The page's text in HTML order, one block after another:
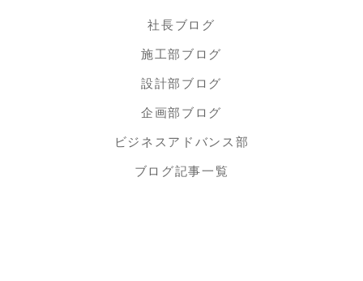
社長ブログ
施工部ブログ
設計部ブログ
企画部ブログ
ビジネスアドバンス部
ブログ記事一覧